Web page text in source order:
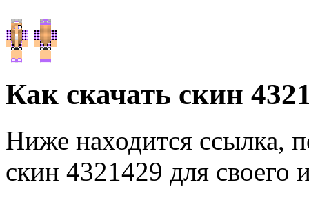
Как скачать скин
Ниже находится ссылка,
скин 4321429 для своего